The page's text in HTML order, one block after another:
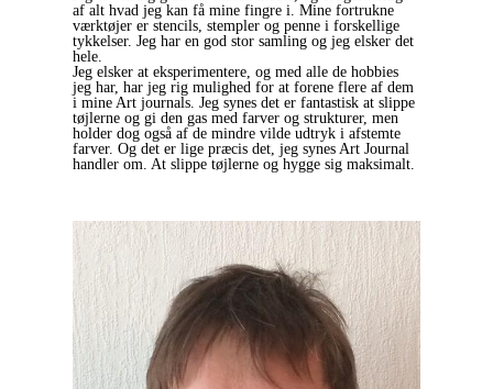
af alt hvad jeg kan få mine fingre i. Mine fortrukne
værktøjer er stencils, stempler og penne i forskellige
tykkelser. Jeg har en god stor samling og jeg elsker det
hele.
Jeg elsker at eksperimentere, og med alle de hobbies
jeg har, har jeg rig mulighed for at forene flere af dem
i mine Art journals. Jeg synes det er fantastisk at slippe
tøjlerne og gi den gas med farver og strukturer, men
holder dog også af de mindre vilde udtryk i afstemte
farver. Og det er lige præcis det, jeg synes Art Journal
handler om. At slippe tøjlerne og hygge sig maksimalt.